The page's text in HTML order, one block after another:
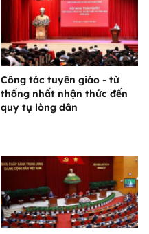
Công tác tuyên giáo - từ
thống nhất nhận thức đến
quy tụ lòng dân